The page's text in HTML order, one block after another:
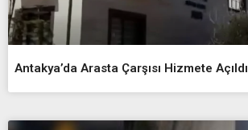
Antakya’da Arasta Çarşısı Hizmete Açıldı